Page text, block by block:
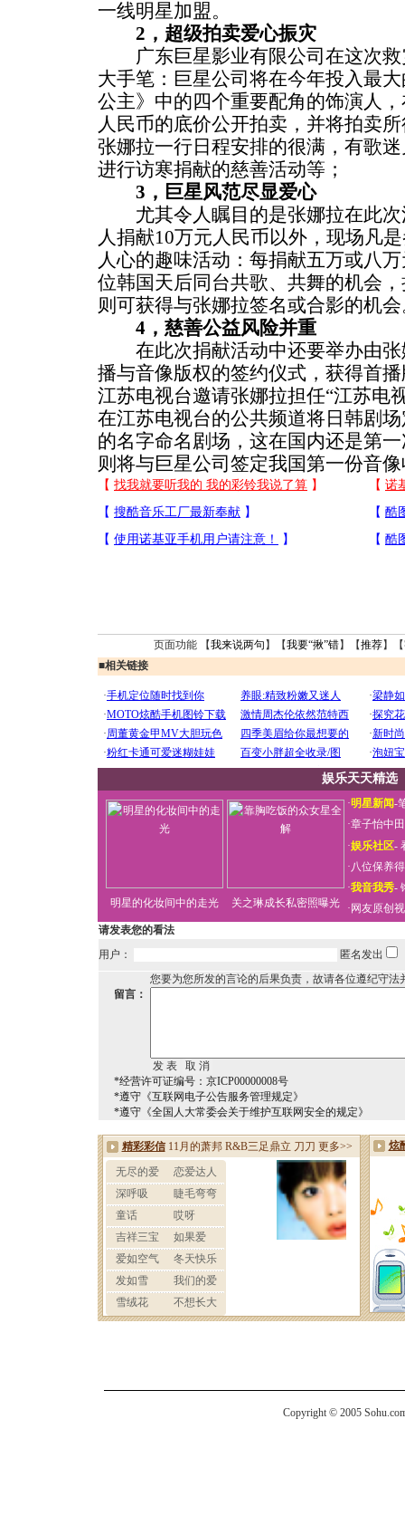
一线明星加盟。
2，超级拍卖爱心振灾
广东巨星影业有限公司在这次救
大手笔：巨星公司将在今年投入最
公主》中的四个重要配角的饰演人
人民币的底价公开拍卖，并将拍卖
张娜拉一行日程安排的很满，有歌
进行访寒捐献的慈善活动等；
3，巨星风范尽显爱心
尤其令人瞩目的是张娜拉在此次
人捐献10万元人民币以外，现场凡
人心的趣味活动：每捐献五万或八
位韩国天后同台共歌、共舞的机会
则可获得与张娜拉签名或合影的机
4，慈善公益风险并重
在此次捐献活动中还要举办由张
播与音像版权的签约仪式，获得首
江苏电视台邀请张娜拉担任“江苏电
在江苏电视台的公共频道将日韩剧
的名字命名剧场，这在国内还是第
则将与巨星公司签定我国第一份音
页面功能 【我来说两句 】【我要“揪”错】【推荐】
■相关链接
娱乐天天精选
明星的化妆间中的走光 关之琳成长私密照曝光
·明星新闻-
·章子怡中
·娱乐社区-
·八位保养
·我音我秀-
· 网友原创
请发表您的看法
用户：
匿名发出
您要为您所发的言论的后果负责，故请各位遵纪守法
留言：
*经营许可证编号：京ICP00000008号
*遵守《互联网电子公告服务管理规定》
*遵守《全国人大常委会关于维护互联网安全的规定》
Copyright © 2005